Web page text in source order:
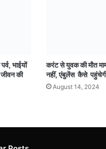
भाईयों
की
करंट से युवक की मौत
नहीं, एंबुलेंस कैसे
August 14, 2024